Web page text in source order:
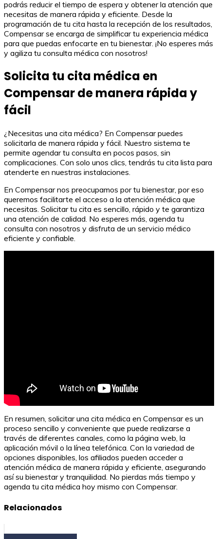
podrás reducir el tiempo de espera y obtener la atención que
necesitas de manera rápida y eficiente. Desde la
programación de tu cita hasta la recepción de los resultados,
Compensar se encarga de simplificar tu experiencia médica
para que puedas enfocarte en tu bienestar. ¡No esperes más
y agiliza tu consulta médica con nosotros!
Solicita tu cita médica en
Compensar de manera rápida y
fácil
¿Necesitas una cita médica? En Compensar puedes
solicitarla de manera rápida y fácil. Nuestro sistema te
permite agendar tu consulta en pocos pasos, sin
complicaciones. Con solo unos clics, tendrás tu cita lista para
atenderte en nuestras instalaciones.
En Compensar nos preocupamos por tu bienestar, por eso
queremos facilitarte el acceso a la atención médica que
necesitas. Solicitar tu cita es sencillo, rápido y te garantiza
una atención de calidad. No esperes más, agenda tu
consulta con nosotros y disfruta de un servicio médico
eficiente y confiable.
En resumen, solicitar una cita médica en Compensar es un
proceso sencillo y conveniente que puede realizarse a
través de diferentes canales, como la página web, la
aplicación móvil o la línea telefónica. Con la variedad de
opciones disponibles, los afiliados pueden acceder a
atención médica de manera rápida y eficiente, asegurando
así su bienestar y tranquilidad. No pierdas más tiempo y
agenda tu cita médica hoy mismo con Compensar.
Relacionados